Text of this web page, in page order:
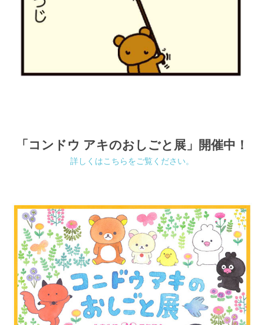
「コンドウ アキのおしごと展」開催中！
詳しくはこちらをご覧ください。